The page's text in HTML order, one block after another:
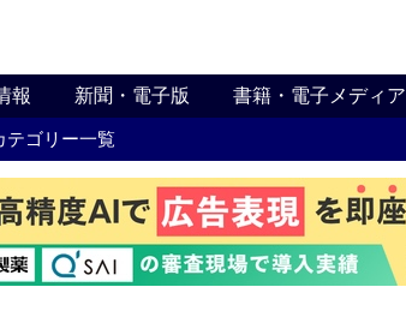
報 新聞・電子版 書籍・電子メディア
テゴリー一覧